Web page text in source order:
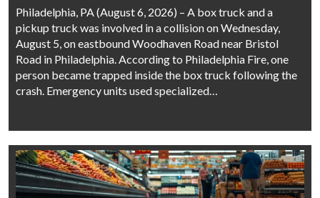
Philadelphia, PA (August 6, 2026) – A box truck and a
pickup truck was involved in a collision on Wednesday,
August 5, on eastbound Woodhaven Road near Bristol
Road in Philadelphia. According to Philadelphia Fire, one
person became trapped inside the box truck following the
crash. Emergency units used specialized…